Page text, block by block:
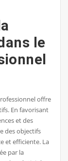
le
offre
En favorisant
et des
des objectifs
et efficiente. La
par la